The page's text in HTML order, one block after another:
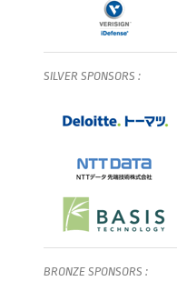
SILVER SPONSORS :
BRONZE SPONSORS :